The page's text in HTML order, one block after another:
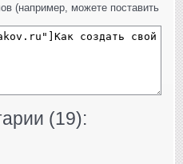
(например, можете поставить
(19):